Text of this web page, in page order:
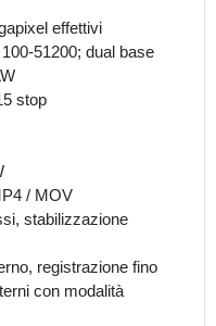
effettivi
51200; dual base
stop
/ MOV
stabilizzazione
registrazione fino
con modalità